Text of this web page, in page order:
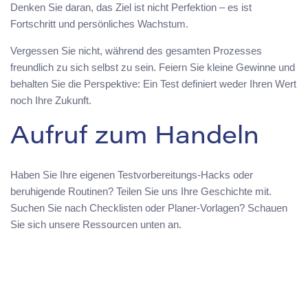
Denken Sie daran, das Ziel ist nicht Perfektion – es ist
Fortschritt und persönliches Wachstum.
Vergessen Sie nicht, während des gesamten Prozesses
freundlich zu sich selbst zu sein. Feiern Sie kleine Gewinne und
behalten Sie die Perspektive: Ein Test definiert weder Ihren Wert
noch Ihre Zukunft.
Aufruf zum Handeln
Haben Sie Ihre eigenen Testvorbereitungs-Hacks oder
beruhigende Routinen? Teilen Sie uns Ihre Geschichte mit.
Suchen Sie nach Checklisten oder Planer-Vorlagen? Schauen
Sie sich unsere Ressourcen unten an.